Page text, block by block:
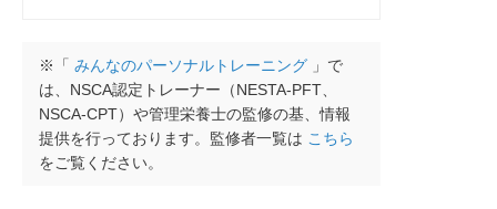
※「 みんなのパーソナルトレーニング 」で
は、NSCA認定トレーナー（NESTA-PFT、
NSCA-CPT）や管理栄養士の監修の基、情報
提供を行っております。監修者一覧は こちら
をご覧ください。